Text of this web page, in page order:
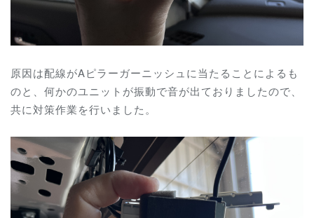
原因は配線がAピラーガーニッシュに当たることによるも
のと、何かのユニットが振動で音が出ておりましたので、
共に対策作業を行いました。